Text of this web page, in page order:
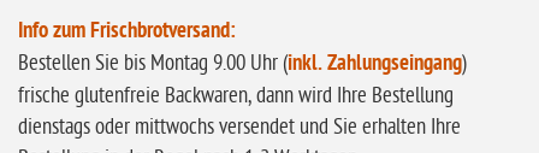
Sonnenblumen
ohne Palmöl
Info zum Frischbrotversand:
Bestellen Sie bis Montag 9.00 Uhr (inkl. Zahlungseingang)
frische glutenfreie Backwaren, dann wird Ihre Bestellung
dienstags oder mittwochs versendet und Sie erhalten Ihre